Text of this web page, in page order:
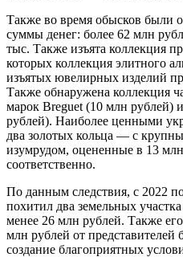
Также во время обысков были
суммы денег: более 62 млн
тыс. Также изъята коллекция
которых коллекция элитного
изъятых ювелирных изделий
Также обнаружена коллекция
марок Breguet (10 млн рублей)
рублей). Наиболее ценными
два золотых кольца — с
изумрудом, оцененные в 13
соответственно.
По данным следствия, с 2022
похитил два земельных
менее 26 млн рублей. Также
млн рублей от представителей
создание благоприятных